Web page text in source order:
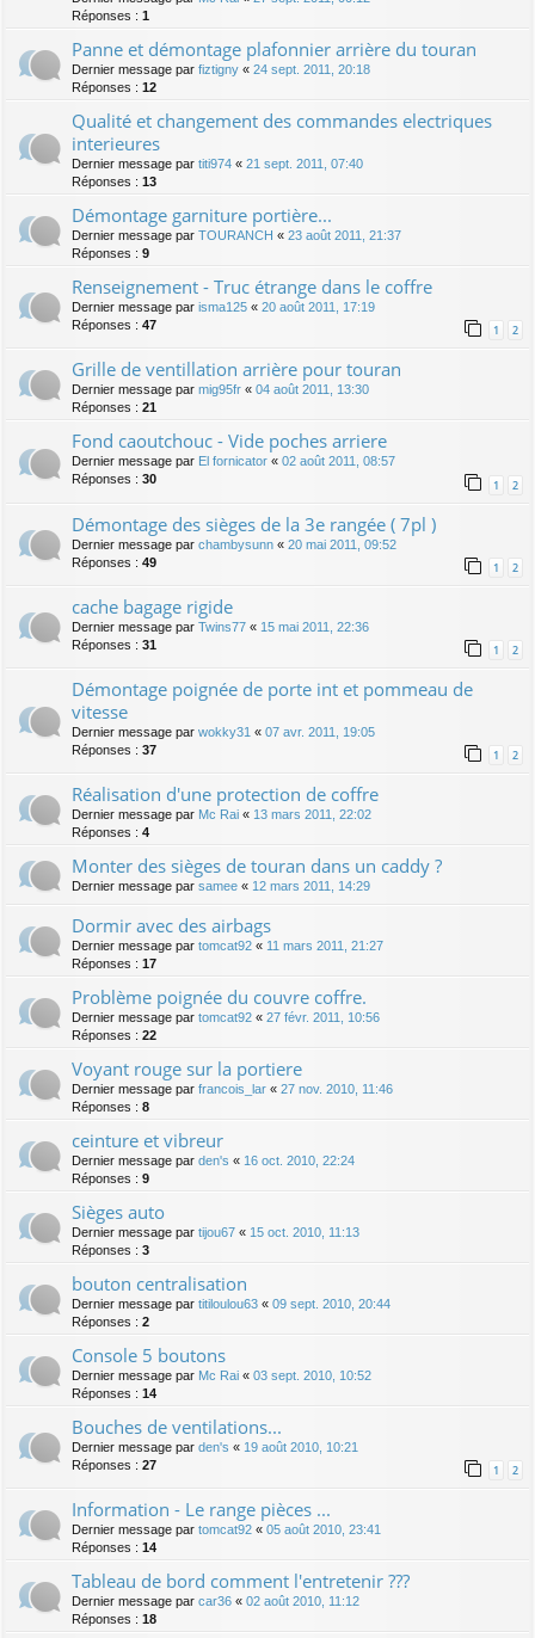
Réponses : 1
Panne et démontage plafonnier arrière du touran
Dernier message par fiztigny « 24 sept. 2011, 20:18
Réponses : 12
Qualité et changement des commandes electriques
interieures
Dernier message par titi974 « 21 sept. 2011, 07:40
Réponses : 13
Démontage garniture portière...
Dernier message par TOURANCH « 23 août 2011, 21:37
Réponses : 9
Renseignement - Truc étrange dans le coffre
Dernier message par isma125 « 20 août 2011, 17:19
Réponses : 47 1 2
Grille de ventillation arrière pour touran
Dernier message par mig95fr « 04 août 2011, 13:30
Réponses : 21
Fond caoutchouc - Vide poches arriere
Dernier message par El fornicator « 02 août 2011, 08:57
Réponses : 30 1 2
Démontage des sièges de la 3e rangée ( 7pl )
Dernier message par chambysunn « 20 mai 2011, 09:52
Réponses : 49 1 2
cache bagage rigide
Dernier message par Twins77 « 15 mai 2011, 22:36
Réponses : 31 1 2
Démontage poignée de porte int et pommeau de
vitesse
Dernier message par wokky31 « 07 avr. 2011, 19:05
Réponses : 37 1 2
Réalisation d'une protection de coffre
Dernier message par Mc Rai « 13 mars 2011, 22:02
Réponses : 4
Monter des sièges de touran dans un caddy ?
Dernier message par samee « 12 mars 2011, 14:29
Dormir avec des airbags
Dernier message par tomcat92 « 11 mars 2011, 21:27
Réponses : 17
Problème poignée du couvre coffre.
Dernier message par tomcat92 « 27 févr. 2011, 10:56
Réponses : 22
Voyant rouge sur la portiere
Dernier message par francois_lar « 27 nov. 2010, 11:46
Réponses : 8
ceinture et vibreur
Dernier message par den's « 16 oct. 2010, 22:24
Réponses : 9
Sièges auto
Dernier message par tijou67 « 15 oct. 2010, 11:13
Réponses : 3
bouton centralisation
Dernier message par titiloulou63 « 09 sept. 2010, 20:44
Réponses : 2
Console 5 boutons
Dernier message par Mc Rai « 03 sept. 2010, 10:52
Réponses : 14
Bouches de ventilations...
Dernier message par den's « 19 août 2010, 10:21
Réponses : 27 1 2
Information - Le range pièces ...
Dernier message par tomcat92 « 05 août 2010, 23:41
Réponses : 14
Tableau de bord comment l'entretenir ???
Dernier message par car36 « 02 août 2010, 11:12
Réponses : 18